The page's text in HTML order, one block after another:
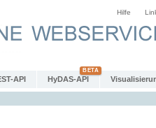
Hilfe
API HyDAS-API